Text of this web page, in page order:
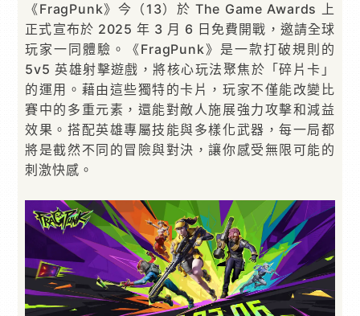
《FragPunk》今（13）於 The Game Awards 上
正式宣布於 2025 年 3 月 6 日免費開戰，邀請全球
玩家一同體驗。《FragPunk》是一款打破規則的
5v5 英雄射擊遊戲，將核心玩法聚焦於「碎片卡」
的運用。藉由這些獨特的卡片，玩家不僅能改變比
賽中的多重元素，還能對敵人施展強力攻擊和減益
效果。搭配英雄專屬技能與多樣化武器，每一局都
將是截然不同的冒險與對決，讓你感受無限可能的
刺激快感。